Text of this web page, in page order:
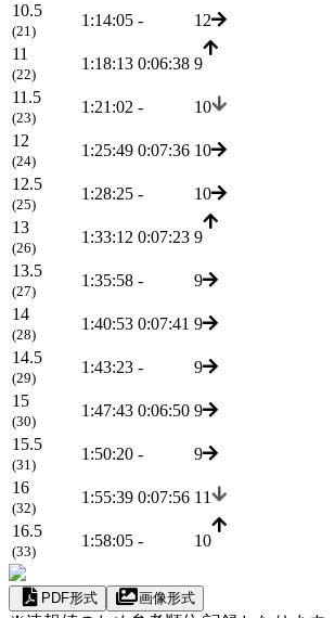
10.5
(21)
1:14:05 -
12
11
(22)
1:18:13 0:06:38 9
11.5
(23)
1:21:02 -
10
12
(24)
1:25:49 0:07:36 10
12.5
(25)
1:28:25 -
10
13
(26)
1:33:12 0:07:23 9
13.5
(27)
1:35:58 -
9
14
(28)
1:40:53 0:07:41 9
14.5
(29)
1:43:23 -
9
15
(30)
1:47:43 0:06:50 9
15.5
(31)
1:50:20 -
9
16
(32)
1:55:39 0:07:56 11
16.5
(33)
1:58:05 - 10
PDF形式 画像形式